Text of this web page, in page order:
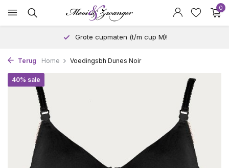
0
Grote cupmaten (t/m cup M)!
Terug Home Voedingsbh Dunes Noir
40% sale